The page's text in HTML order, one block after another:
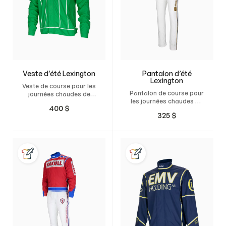
Veste d’été Lexington
Veste de course pour les
journées chaudes de
votre propre veste
mouvement totale et une
coupe naturelle
parfaitement adaptée.
400 $
Pantalon d’été
Lexington
Pantalon de course pour
les journées chaudes de
votre propre pantalon
liberté de mouvement
totale et une coupe
naturelle parfaitement
adaptée.
325 $